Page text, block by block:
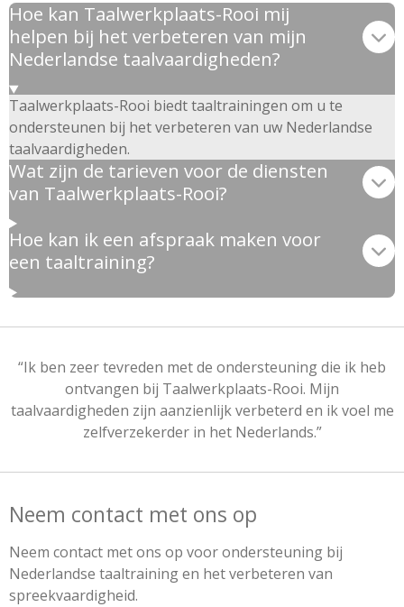
Hoe kan Taalwerkplaats-Rooi mij
helpen bij het verbeteren van mijn
Nederlandse taalvaardigheden?
Taalwerkplaats-Rooi biedt taaltrainingen om u te
ondersteunen bij het verbeteren van uw Nederlandse
taalvaardigheden.
Wat zijn de tarieven voor de diensten
van Taalwerkplaats-Rooi?
Hoe kan ik een afspraak maken voor
een taaltraining?
“Ik ben zeer tevreden met de ondersteuning die ik heb
ontvangen bij Taalwerkplaats-Rooi. Mijn
taalvaardigheden zijn aanzienlijk verbeterd en ik voel me
zelfverzekerder in het Nederlands.”
Neem contact met ons op
Neem contact met ons op voor ondersteuning bij
Nederlandse taaltraining en het verbeteren van
spreekvaardigheid.